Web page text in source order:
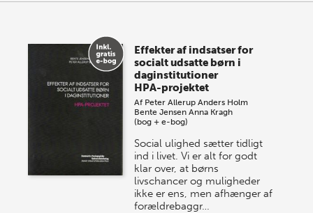
Effekter af indsatser for
socialt udsatte børn i
daginstitutioner
HPA-projektet
Af Peter Allerup Anders Holm
Bente Jensen Anna Kragh
(bog + e-bog)
Social ulighed sætter tidligt
ind i livet. Vi er alt for godt
klar over, at børns
livschancer og muligheder
ikke er ens, men afhænger af
forældrebaggr…